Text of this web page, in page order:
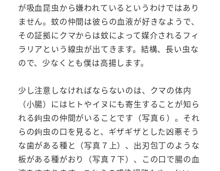
が吸血昆虫から嫌われているというわけではあり
ません。蚊の仲間は彼らの血液が好きなようで、
その証拠にクマからは蚊によって媒介されるフィ
ラリアという線虫が出てきます。結構、長い虫な
ので、少なくとも僕は高揚します。
少し注意しなければならないのは、クマの体内
（小腸）にはヒトやイヌにも寄生することが知ら
れる鉤虫の仲間がいることです（写真６）。それ
らの鉤虫の口を見ると、ギザギザとした凶悪そう
な歯がある種と（写真７上）、出刃包丁のような
板がある種がおり（写真７下）、この口で腸の血